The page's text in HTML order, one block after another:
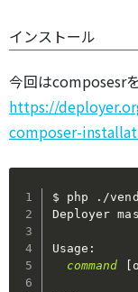
インストール
今回はcomposesr
https://
composer-
$ php ./
Deployer
Usage:
command